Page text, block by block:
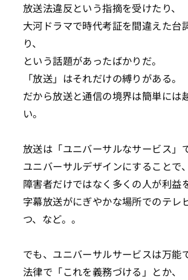
放送法違反という指摘を受けたり、
大河ドラマで時代考証を間違えた台
り、
という話題があったばかりだ。
「放送」はそれだけの縛りがある。
だから放送と通信の境界は簡単には
い。
放送は「ユニバーサルなサービス」
ユニバーサルデザインにすることで、
障害者だけではなく多くの人が利益
字幕放送がにぎやかな場所でのテレ
つ、など。。
でも、ユニバーサルサービスは万能
法律で「これを義務づける」とか、